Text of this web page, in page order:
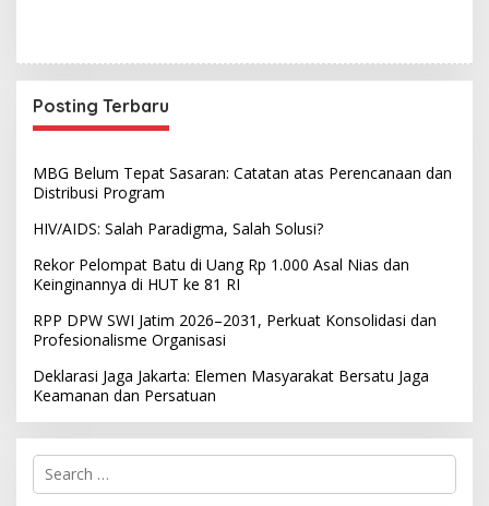
Posting Terbaru
MBG Belum Tepat Sasaran: Catatan atas Perencanaan dan
Distribusi Program
HIV/AIDS: Salah Paradigma, Salah Solusi?
Rekor Pelompat Batu di Uang Rp 1.000 Asal Nias dan
Keinginannya di HUT ke 81 RI
RPP DPW SWI Jatim 2026–2031, Perkuat Konsolidasi dan
Profesionalisme Organisasi
Deklarasi Jaga Jakarta: Elemen Masyarakat Bersatu Jaga
Keamanan dan Persatuan
S